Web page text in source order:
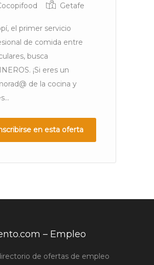
Getafe
el primer servicio
de comida entre
busca
¡Si eres un
de la cocina y
en esta oferta
– Empleo
de ofertas de empleo